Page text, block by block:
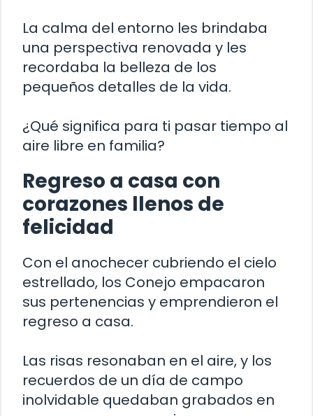
La calma del entorno les brindaba
una perspectiva renovada y les
recordaba la belleza de los
pequeños detalles de la vida.
¿Qué significa para ti pasar tiempo al
aire libre en familia?
Regreso a casa con
corazones llenos de
felicidad
Con el anochecer cubriendo el cielo
estrellado, los Conejo empacaron
sus pertenencias y emprendieron el
regreso a casa.
Las risas resonaban en el aire, y los
recuerdos de un día de campo
inolvidable quedaban grabados en